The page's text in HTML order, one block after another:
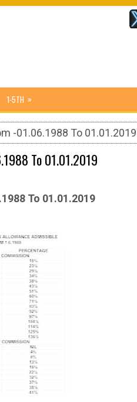
1-5TH »
-01.06.1988 To 01.01.2019
To 01.01.2019
To 01.01.2019